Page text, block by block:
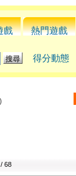
戲 熱門遊戲
得分動態
68